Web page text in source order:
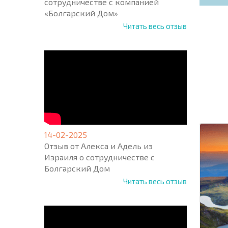
«Болгарский Дом»
Читать весь отзыв
14-02-2025
Отзыв от Алекса и Адель из
Израиля о сотрудничестве с
Болгарский Дом
Читать весь отзыв
States
+1
* Поля